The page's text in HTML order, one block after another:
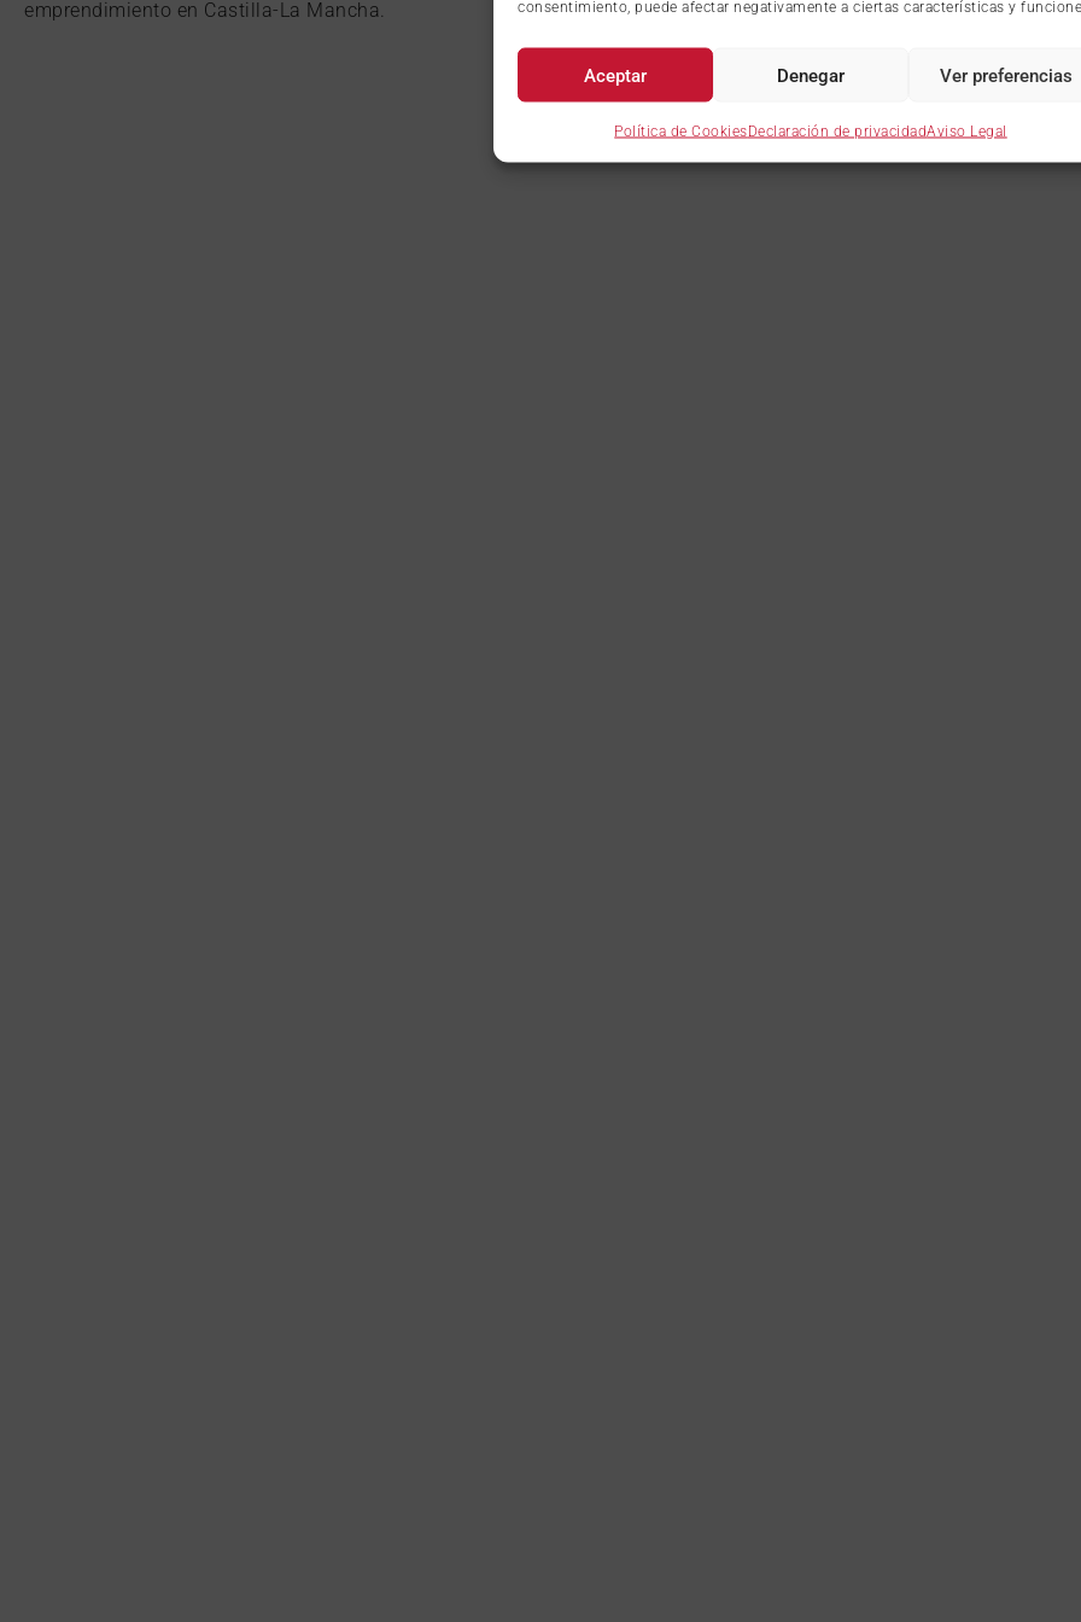
consentimiento, puede afectar negativamente a ciertas características y
Aceptar Denegar Ver preferencias
Política de CookiesDeclaración de privacidadAviso Legal
emprendimiento en Castilla-La Mancha.